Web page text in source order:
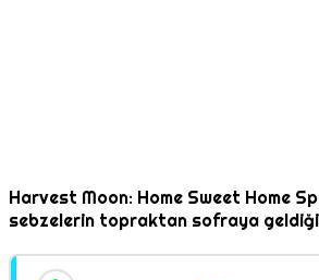
Harvest Moon: Home Sweet Home
sebzelerin topraktan sofraya geldiği,